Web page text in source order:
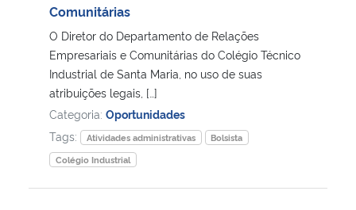
Secretaria-Geral
Secretaria de Governo
Gabinete de Segurança Institucional
Advocacia-Geral da União
Comunitárias
O Diretor do Departamento de Relações
Empresariais e Comunitárias do Colégio Técnico
Industrial de Santa Maria, no uso de suas
atribuições legais, […]
Categoria: Oportunidades
Tags:
Atividades administrativas
Bolsista
Colégio Industrial